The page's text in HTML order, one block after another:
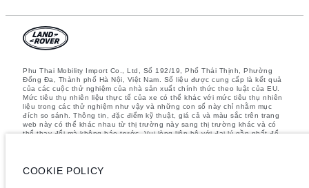
Phu Thai Mobility Import Co., Ltd, Số 192/19, Phố Thái Thịnh, Phường
Đống Đa, Thành phố Hà Nội, Việt Nam. Số liệu được cung cấp là kết quả
của các cuộc thử nghiệm của nhà sản xuất chính thức theo luật của EU.
Mức tiêu thụ nhiên liệu thực tế của xe có thể khác với mức tiêu thụ nhiên
liệu trong các thử nghiệm như vậy và những con số này chỉ nhằm mục
đích so sánh. Thông tin, đặc điểm kỹ thuật, giá cả và màu sắc trên trang
web này có thể khác nhau từ thị trường này sang thị trường khác và có
thể thay đổi mà không báo trước. Vui lòng liên hệ với đại lý gần nhất để
về bán dẫn hiện đang ảnh hưởng đến các thông số kỹ thuật, tính năng
COOKIE POLICY